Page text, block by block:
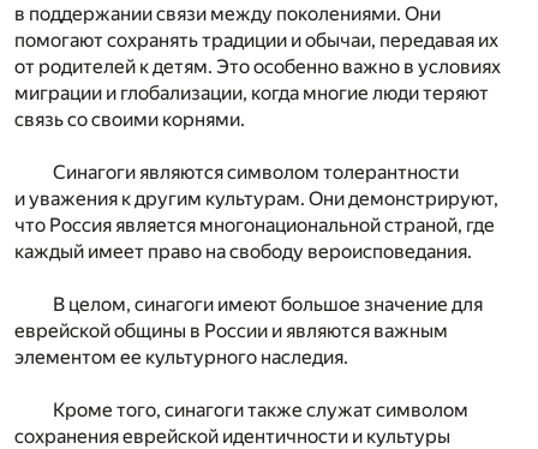
в поддержании связи между поколениями. Они
помогают сохранять традиции и обычаи, передавая их
от родителей к детям. Это особенно важно в условиях
миграции и глобализации, когда многие люди теряют
связь со своими корнями.
Синагоги являются символом толерантности
и уважения к другим культурам. Они демонстрируют,
что Россия является многонациональной страной, где
каждый имеет право на свободу вероисповедания.
В целом, синагоги имеют большое значение для
еврейской общины в России и являются важным
элементом ее культурного наследия.
Кроме того, синагоги также служат символом
сохранения еврейской идентичности и культуры